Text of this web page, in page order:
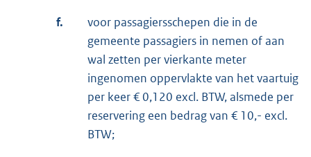
f.
voor passagiersschepen die in de
gemeente passagiers in nemen of aan
wal zetten per vierkante meter
ingenomen oppervlakte van het vaartuig
per keer € 0,120 excl. BTW, alsmede per
reservering een bedrag van € 10,- excl.
BTW;